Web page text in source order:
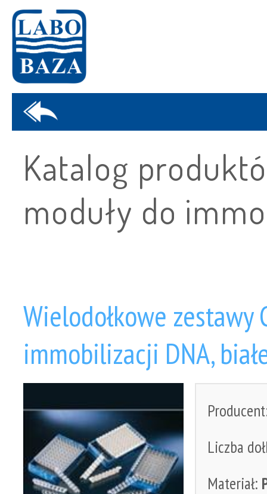
Katalog
moduły do
Wielodołkowe
immobilizacji DNA,
Liczba
Materiał: